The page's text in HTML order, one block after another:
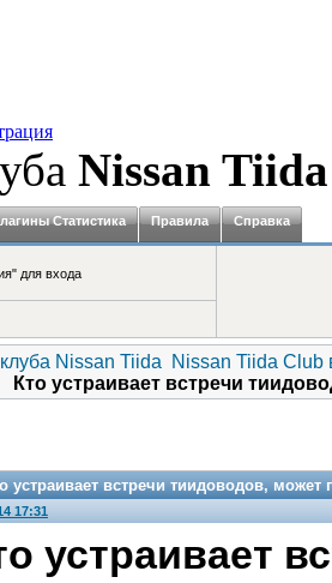
Nissan Tiida
Статистика Правила Справка
для входа
Nissan Tiida
Nissan Tiida Club
Кто устраивает встречи
устраивает встречи тиидоводов,
17:31
устраивает